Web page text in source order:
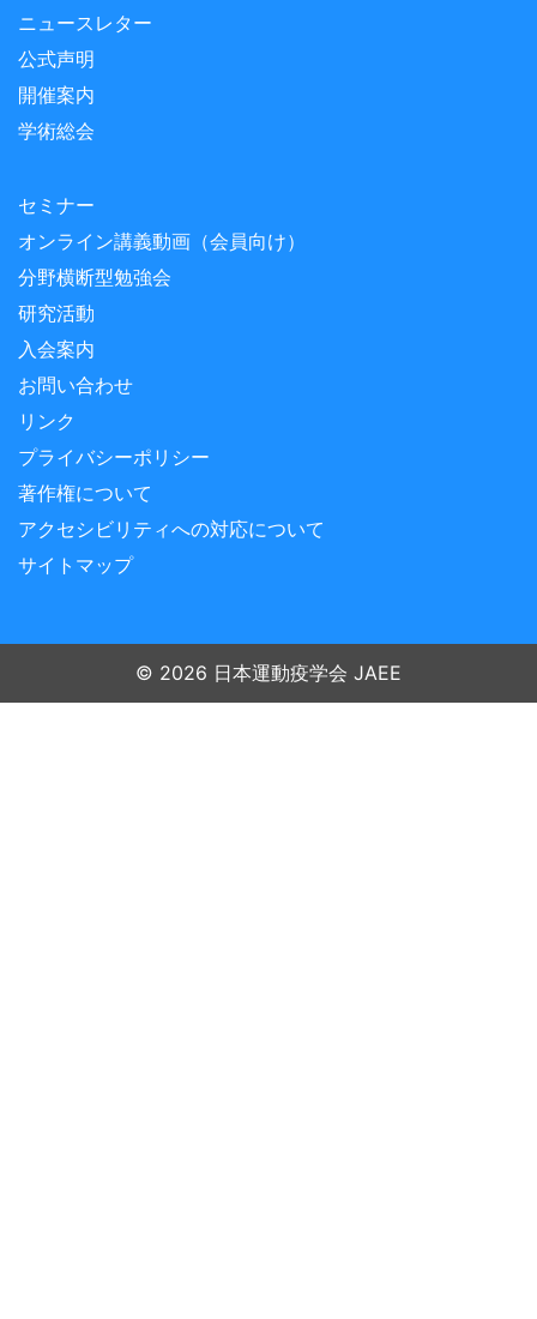
ニュースレター
公式声明
開催案内
学術総会
セミナー
オンライン講義動画（会員向け）
分野横断型勉強会
研究活動
入会案内
お問い合わせ
リンク
プライバシーポリシー
著作権について
アクセシビリティへの対応について
サイトマップ
© 2026 日本運動疫学会 JAEE